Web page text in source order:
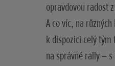
opravdovou radost
A co víc, na
k dispozici celý
na správné rally –